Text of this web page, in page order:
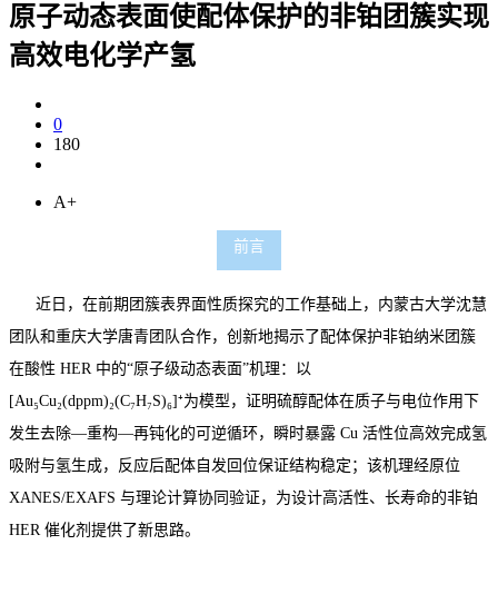
原子动态表面使配体保护的非铂团簇实现
高效电化学产氢
0
180
A+
前言
近日，在前期团簇表界面性质探究的工作基础上，内蒙古大学沈慧
团队和重庆大学唐青团队合作，创新地揭示了配体保护非铂纳米团簇
在酸性 HER 中的“原子级动态表面”机理：以
[Au₅Cu₂(dppm)₂(C₇H₇S)₆]⁺为模型，证明硫醇配体在质子与电位作用下
发生去除—重构—再钝化的可逆循环，瞬时暴露 Cu 活性位高效完成氢
吸附与氢生成，反应后配体自发回位保证结构稳定；该机理经原位
XANES/EXAFS 与理论计算协同验证，为设计高活性、长寿命的非铂
HER 催化剂提供了新思路。